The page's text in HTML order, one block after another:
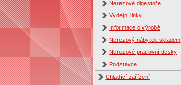
Nerezové digestoře
Výdejní linky
Informace o výrobě
Nerezový nábytek skladem
Nerezové pracovní desky
Podstavce
Chladící zařízení